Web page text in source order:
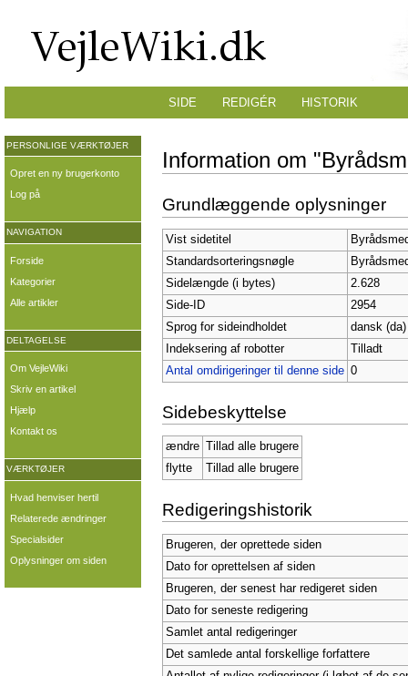
Information om
Grundlæggende oplysninger
Vist sidetitel
Standardsorteringsnøgle
Sidelængde (i bytes)
2.628
Side-ID
2954
Sprog for sideindholdet
dansk (da)
Indeksering af robotter
Tilladt
Antal omdirigeringer til denne side 0
Sidebeskyttelse
ændre
Tillad alle brugere
flytte
Tillad alle brugere
Redigeringshistorik
Brugeren, der oprettede siden
Dato for oprettelsen af siden
Brugeren, der senest har redigeret siden
Dato for seneste redigering
Samlet antal redigeringer
Det samlede antal forskellige forfattere
SIDE REDIGÉR HISTORIK
PERSONLIGE VÆRKTØJER
Opret en ny brugerkonto
Log på
NAVIGATION
Forside
Kategorier
Alle artikler
DELTAGELSE
Om VejleWiki
Skriv en artikel
Hjælp
Kontakt os
VÆRKTØJER
Hvad henviser hertil
Relaterede ændringer
Specialsider
Oplysninger om siden